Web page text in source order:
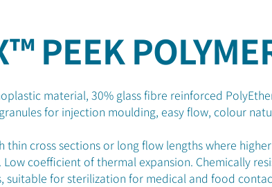
可再生能源
LNG与氢能
工业设备
机器人和自动化
PEEK
material, 30% glass fibre reinforced
for injection moulding, easy flow, colour
thin cross sections or long flow lengths where
coefficient of thermal expansion. Chemically
suitable for sterilization for medical and food